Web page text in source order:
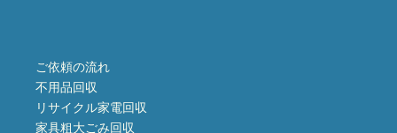
ご依頼の流れ
不用品回収
リサイクル家電回収
家具粗大ごみ回収